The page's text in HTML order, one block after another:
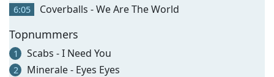
6:05 Coverballs - We Are The World
Topnummers
1 Scabs - I Need You
2 Minerale - Eyes Eyes